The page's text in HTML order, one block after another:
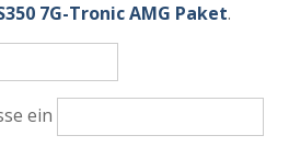
7G-Tronic AMG Paket.
ein